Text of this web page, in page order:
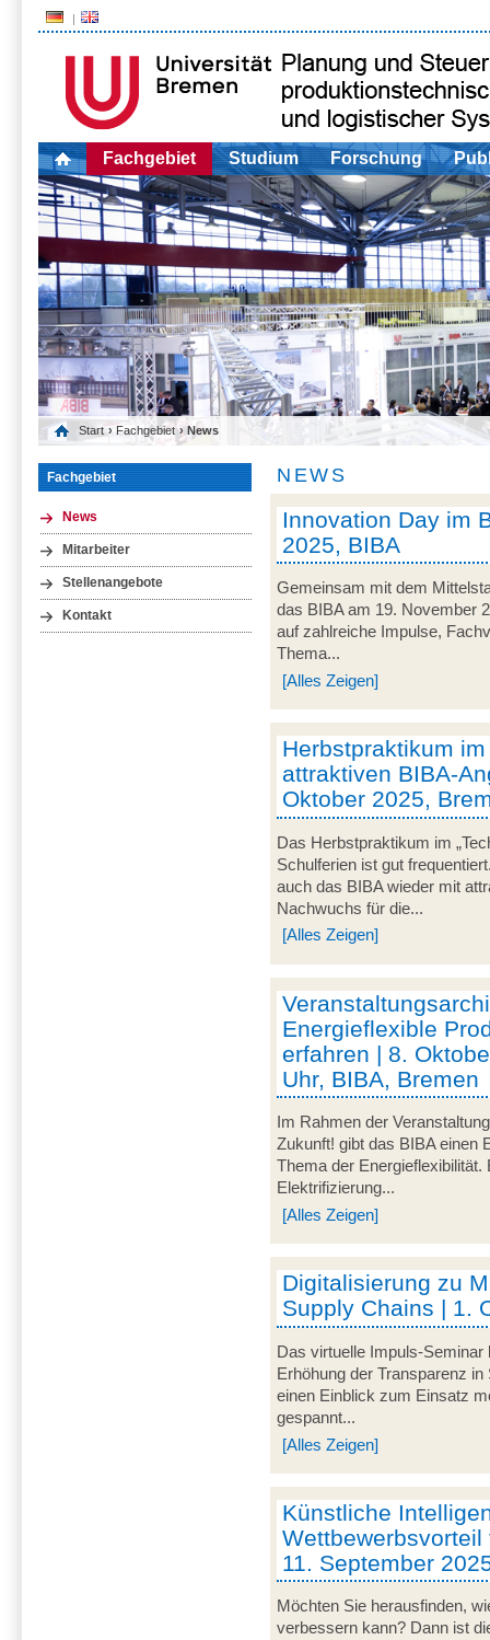
Fachgebiet Studium Forschung
Start › Fachgebiet › News
Fachgebiet
News
Mitarbeiter
Stellenangebote
Kontakt
NEWS
Innovation Day im
2025, BIBA
Gemeinsam mit dem
das BIBA am 19. November
auf zahlreiche Impulse,
Thema...
[Alles Zeigen]
Herbstpraktikum
attraktiven BIBA-
Oktober 2025,
Das Herbstpraktikum im
Schulferien ist gut
auch das BIBA wieder mit
Nachwuchs für die...
[Alles Zeigen]
Energieflexible
erfahren | 8.
Uhr, BIBA, Bremen
Im Rahmen der
Zukunft! gibt das BIBA einen
Thema der
Elektrifizierung...
[Alles Zeigen]
Digitalisierung zu
Supply Chains | 1.
Das virtuelle Impuls-Seminar
Erhöhung der Transparenz
einen Einblick zum Einsatz
gespannt...
[Alles Zeigen]
Künstliche
11. September
Möchten Sie herausfinden,
verbessern kann? Dann ist